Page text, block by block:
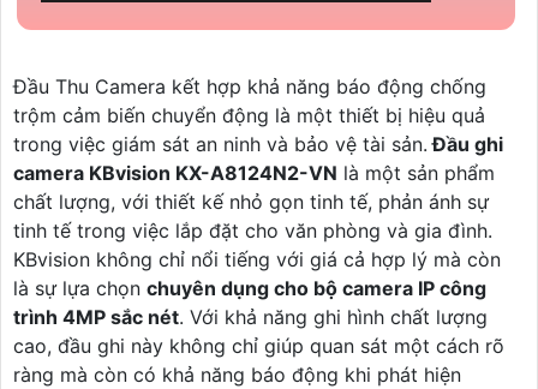
Đầu Thu Camera kết hợp khả năng báo động chống
trộm cảm biến chuyển động là một thiết bị hiệu quả
trong việc giám sát an ninh và bảo vệ tài sản. Đầu ghi
camera KBvision KX-A8124N2-VN là một sản phẩm
chất lượng, với thiết kế nhỏ gọn tinh tế, phản ánh sự
tinh tế trong việc lắp đặt cho văn phòng và gia đình.
KBvision không chỉ nổi tiếng với giá cả hợp lý mà còn
là sự lựa chọn chuyên dụng cho bộ camera IP công
trình 4MP sắc nét. Với khả năng ghi hình chất lượng
cao, đầu ghi này không chỉ giúp quan sát một cách rõ
ràng mà còn có khả năng báo động khi phát hiện